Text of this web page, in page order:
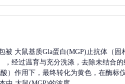
被 大鼠基质Gla蛋白(MGP)止抗体（固
，经过温育与充分洗涤，去除未结合
）作用下，最终转化为黄色，在酶标